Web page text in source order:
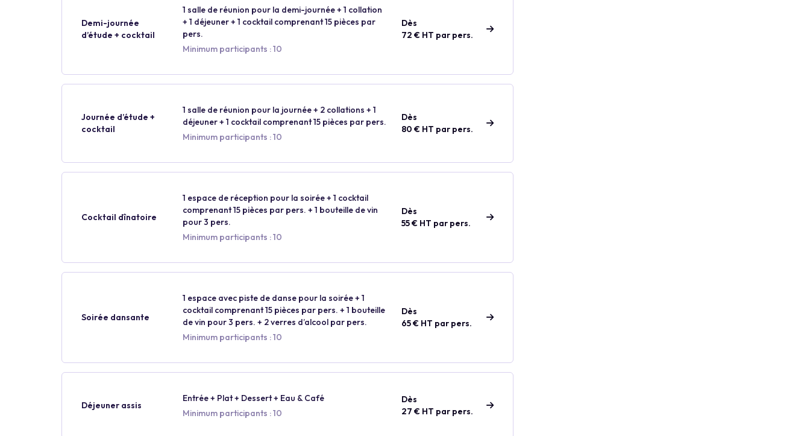
Demi-journée
d’étude + cocktail
1 salle de réunion pour la demi-journée + 1 collation
+ 1 déjeuner + 1 cocktail comprenant 15 pièces par
pers.
Minimum participants : 10
Dès
72 € HT par pers.
Journée d’étude +
cocktail
1 salle de réunion pour la journée + 2 collations + 1
déjeuner + 1 cocktail comprenant 15 pièces par pers.
Minimum participants : 10
Dès
80 € HT par pers.
Cocktail dînatoire
1 espace de réception pour la soirée + 1 cocktail
comprenant 15 pièces par pers. + 1 bouteille de vin
pour 3 pers.
Minimum participants : 10
Dès
55 € HT par pers.
Soirée dansante
1 espace avec piste de danse pour la soirée + 1
cocktail comprenant 15 pièces par pers. + 1 bouteille
de vin pour 3 pers. + 2 verres d’alcool par pers.
Minimum participants : 10
Dès
65 € HT par pers.
Déjeuner assis
Entrée + Plat + Dessert + Eau & Café
Minimum participants : 10
Dès
27 € HT par pers.